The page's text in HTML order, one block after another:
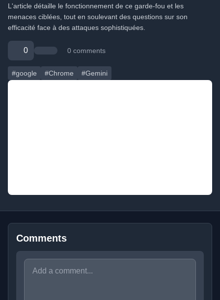
L'article détaille le fonctionnement de ce garde-fou et les
menaces ciblées, tout en soulevant des questions sur son
efficacité face à des attaques sophistiquées.
0 0 comments
#google #Chrome #Gemini
Comments